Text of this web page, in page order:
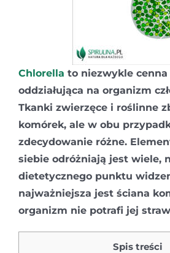
Chlorella to niezwykle
oddziałująca na organizm
Tkanki zwierzęce i roślinne
komórek, ale w obu
zdecydowanie różne.
siebie odróżniają jest wiele,
dietetycznego punktu
najważniejsza jest ściana
organizm nie potrafi jej
Spis treści